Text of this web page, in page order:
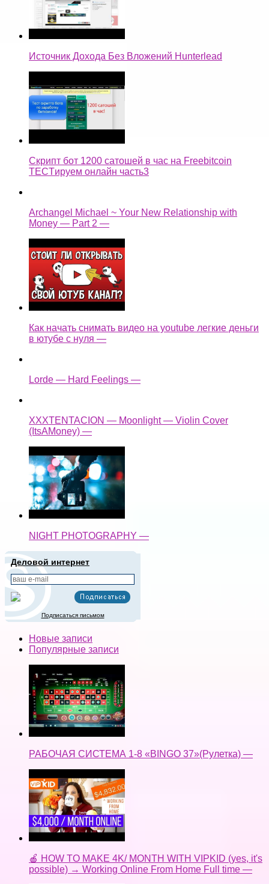
Источник Дохода Без Вложений Hunterlead
Скрипт бот 1200 сатошей в час на Freebitcoin
TECTируем онлайн часть3
Archangel Michael ~ Your New Relationship with
Money — Part 2 —
Как начать снимать видео на youtube легкие деньги
в ютубе с нуля —
Lorde — Hard Feelings —
XXXTENTACION — Moonlight — Violin Cover
(ItsAMoney) —
NIGHT PHOTOGRAPHY —
Деловой интернет
Подписаться письмом
Новые записи
Популярные записи
РАБОЧАЯ СИСТЕМА 1-8 «BINGO 37»(Рулетка) —
🍎 HOW TO MAKE 4K/ MONTH WITH VIPKID (yes, it's
possible) → Working Online From Home Full time —